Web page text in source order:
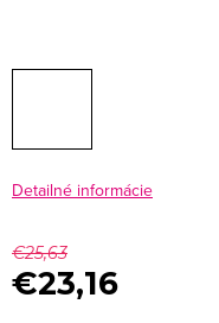
Detailné informácie
€25,63
€23,16